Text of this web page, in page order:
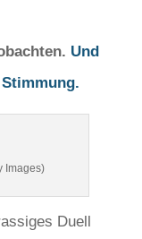
Und
Images)
Duell